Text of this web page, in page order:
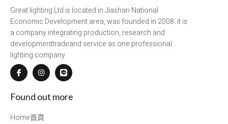
Great lighting Ltd is located in Jiashan National
Economic Development area, was founded in 2008. it is
a company integrating production, research and
developmenttradeand service as one professional
lighting company.
Found out more
Home首頁